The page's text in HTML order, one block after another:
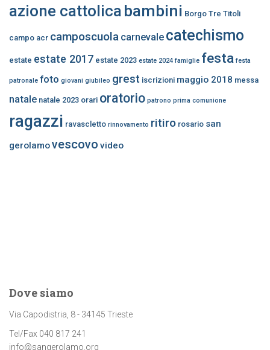
azione cattolica bambini Borgo Tre Titoli
campo acr camposcuola carnevale catechismo
estate estate 2017 estate 2023 estate 2024 famiglie festa festa
patronale foto giovani giubileo grest iscrizioni maggio 2018 messa
natale natale 2023 orari oratorio patrono prima comunione
ragazzi ravascletto rinnovamento ritiro rosario san
gerolamovescovo video
Dove siamo
Via Capodistria, 8 - 34145 Trieste
Tel/Fax 040 817 241
info@sangerolamo.org